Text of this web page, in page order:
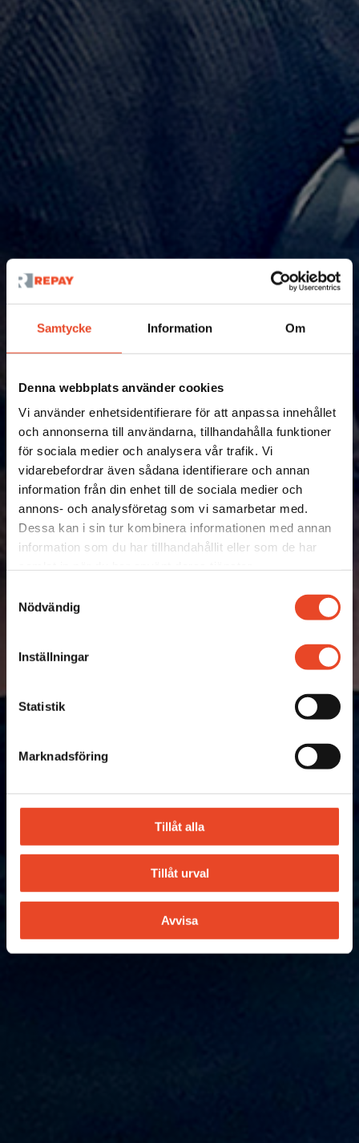
Samtycke Information Om
Denna webbplats använder cookies
Vi använder enhetsidentifierare för att anpassa innehållet
och annonserna till användarna, tillhandahålla funktioner
för sociala medier och analysera vår trafik. Vi
vidarebefordrar även sådana identifierare och annan
information från din enhet till de sociala medier och
annons- och analysföretag som vi samarbetar med.
Dessa kan i sin tur kombinera informationen med annan
information som du har tillhandahållit eller som de har
Nödvändig
Inställningar
Statistik
Marknadsföring
Tillåt alla
Tillåt urval
Avvisa
Nyheter
Succé för Repay på
Elmia
10 DECEMBER 2025